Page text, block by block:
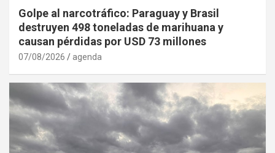
Golpe al narcotráfico: Paraguay y Brasil
destruyen 498 toneladas de marihuana y
causan pérdidas por USD 73 millones
07/08/2026 agenda